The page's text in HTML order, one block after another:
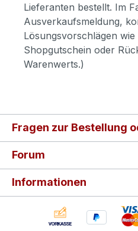
Lieferanten bestellt. Im
Ausverkaufsmeldung,
Lösungsvorschlägen
Shopgutschein oder
Warenwerts.)
Fragen zur Bestellung
Forum
Informationen